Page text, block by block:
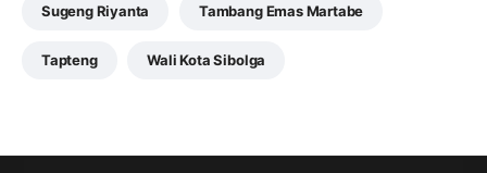
Sugeng Riyanta Tambang Emas Martabe
Tapteng Wali Kota Sibolga